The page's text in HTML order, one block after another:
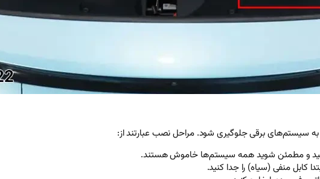
کنید و مطمئن شوید همه سیستم‌ها خاموش هستند.
کابل منفی (سیاه) را جدا کنید.